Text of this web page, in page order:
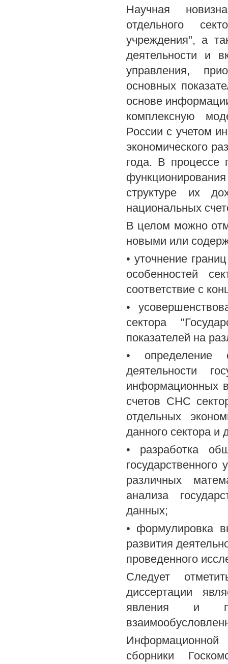
Научная
отдельного
учреждения", а
деятельности и
управления,
основных
основе
комплексную
России с учетом
экономического
года. В процессе
структуре их
национальных
В целом можно
новыми или
• уточнение
особенностей
соответствие с
•
сектора
показателей на
• определение
деятельности
информационных
счетов СНС
отдельных
данного сектора и
• разработка
различных
анализа
данных;
• формулировка
развития
проведенного
Следует
диссертации
явления и
Информационной
сборники